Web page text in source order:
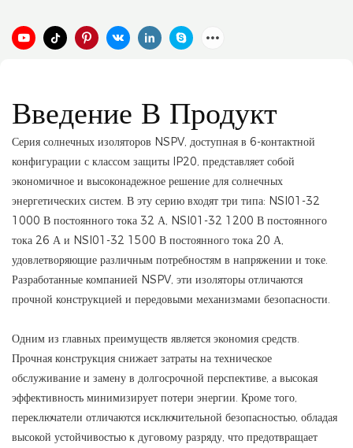
Введение В Продукт
Серия солнечных изоляторов NSPV, доступная в 6-контактной
конфигурации с классом защиты IP20, представляет собой
экономичное и высоконадежное решение для солнечных
энергетических систем. В эту серию входят три типа: NSI01-32
1000 В постоянного тока 32 А, NSI01-32 1200 В постоянного
тока 26 А и NSI01-32 1500 В постоянного тока 20 А,
удовлетворяющие различным потребностям в напряжении и токе.
Разработанные компанией NSPV, эти изоляторы отличаются
прочной конструкцией и передовыми механизмами безопасности.
Одним из главных преимуществ является экономия средств.
Прочная конструкция снижает затраты на техническое
обслуживание и замену в долгосрочной перспективе, а высокая
эффективность минимизирует потери энергии. Кроме того,
переключатели отличаются исключительной безопасностью, обладая
высокой устойчивостью к дуговому разряду, что предотвращает